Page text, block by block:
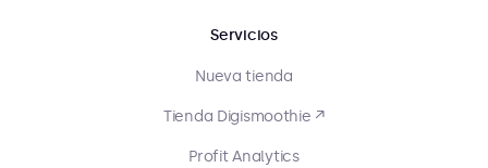
Servicios
Nueva tienda
Tienda Digismoothie ↗
Profit Analytics